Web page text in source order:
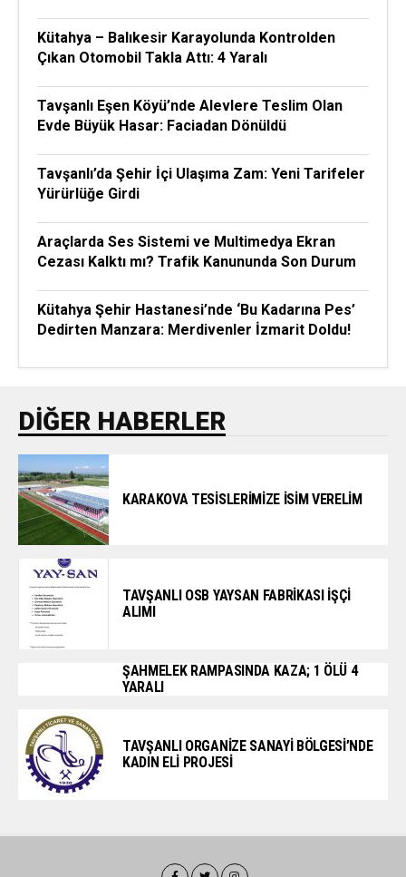
Kütahya – Balıkesir Karayolunda Kontrolden
Çıkan Otomobil Takla Attı: 4 Yaralı
Tavşanlı Eşen Köyü’nde Alevlere Teslim Olan
Evde Büyük Hasar: Faciadan Dönüldü
Tavşanlı’da Şehir İçi Ulaşıma Zam: Yeni Tarifeler
Yürürlüğe Girdi
Araçlarda Ses Sistemi ve Multimedya Ekran
Cezası Kalktı mı? Trafik Kanununda Son Durum
Kütahya Şehir Hastanesi’nde ‘Bu Kadarına Pes’
Dedirten Manzara: Merdivenler İzmarit Doldu!
DIĞER HABERLER
KARAKOVA TESİSLERİMİZE İSİM VERELİM
TAVŞANLI OSB YAYSAN FABRİKASI İŞÇİ
ALIMI
ŞAHMELEK RAMPASINDA KAZA; 1 ÖLÜ 4
YARALI
TAVŞANLI ORGANİZE SANAYİ BÖLGESİ’NDE
KADIN ELİ PROJESİ